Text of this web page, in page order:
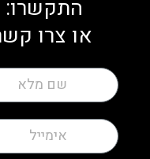
התקשרו:
או צרו